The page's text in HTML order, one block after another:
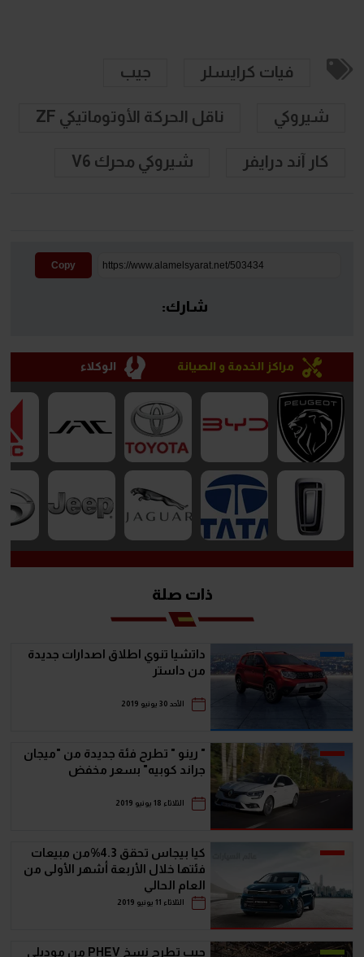
فيات كرايسلر جيب
شيروكي ناقل الحركة الأوتوماتيكي ZF
كار آند درايفر شيروكي محرك V6
Copy
شارك:
مراكز الخدمة و الصيانة الوكلاء
ذات صلة
داتشيا تنوي اطلاق اصدارات جديدة
من داستر
الأحد 30 يونيو 2019
" رينو " تطرح فئة جديدة من "ميجان
جراند كوبيه" بسعر مخفض
الثلاثاء 18 يونيو 2019
كيا بيجاس تحقق 4.3%من مبيعات
فئتها خلال الأربعة أشهر الأولى من
العام الحالي
الثلاثاء 11 يونيو 2019
جيب تطرح نسخ PHEV من موديلي